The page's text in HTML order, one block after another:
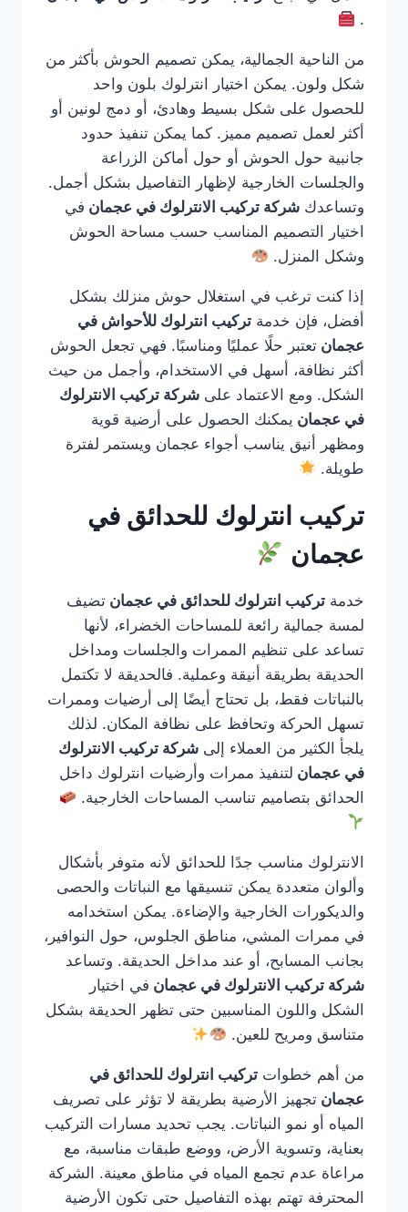
.
من الناحية الجمالية، يمكن تصميم الحوش بأكثر من
شكل ولون. يمكن اختيار انترلوك بلون واحد
للحصول على شكل بسيط وهادئ، أو دمج لونين أو
أكثر لعمل تصميم مميز. كما يمكن تنفيذ حدود
جانبية حول الحوش أو حول أماكن الزراعة
والجلسات الخارجية لإظهار التفاصيل بشكل أجمل.
وتساعدك شركة تركيب الانترلوك في عجمان في
اختيار التصميم المناسب حسب مساحة الحوش
وشكل المنزل.
إذا كنت ترغب في استغلال حوش منزلك بشكل
أفضل، فإن خدمة تركيب انترلوك للأحواش في
عجمان تعتبر حلًا عمليًا ومناسبًا. فهي تجعل الحوش
أكثر نظافة، أسهل في الاستخدام، وأجمل من حيث
الشكل. ومع الاعتماد على شركة تركيب الانترلوك
في عجمان يمكنك الحصول على أرضية قوية
ومظهر أنيق يناسب أجواء عجمان ويستمر لفترة
طويلة.
تركيب انترلوك للحدائق في
عجمان
خدمة تركيب انترلوك للحدائق في عجمان تضيف
لمسة جمالية رائعة للمساحات الخضراء، لأنها
تساعد على تنظيم الممرات والجلسات ومداخل
الحديقة بطريقة أنيقة وعملية. فالحديقة لا تكتمل
بالنباتات فقط، بل تحتاج أيضًا إلى أرضيات وممرات
تسهل الحركة وتحافظ على نظافة المكان. لذلك
يلجأ الكثير من العملاء إلى شركة تركيب الانترلوك
في عجمان لتنفيذ ممرات وأرضيات انترلوك داخل
الحدائق بتصاميم تناسب المساحات الخارجية.
الانترلوك مناسب جدًا للحدائق لأنه متوفر بأشكال
وألوان متعددة يمكن تنسيقها مع النباتات والحصى
والديكورات الخارجية والإضاءة. يمكن استخدامه
في ممرات المشي، مناطق الجلوس، حول النوافير،
بجانب المسابح، أو عند مداخل الحديقة. وتساعد
شركة تركيب الانترلوك في عجمان في اختيار
الشكل واللون المناسبين حتى تظهر الحديقة بشكل
متناسق ومريح للعين.
من أهم خطوات تركيب انترلوك للحدائق في
عجمان تجهيز الأرضية بطريقة لا تؤثر على تصريف
المياه أو نمو النباتات. يجب تحديد مسارات التركيب
بعناية، وتسوية الأرض، ووضع طبقات مناسبة، مع
مراعاة عدم تجمع المياه في مناطق معينة. الشركة
المحترفة تهتم بهذه التفاصيل حتى تكون الأرضية